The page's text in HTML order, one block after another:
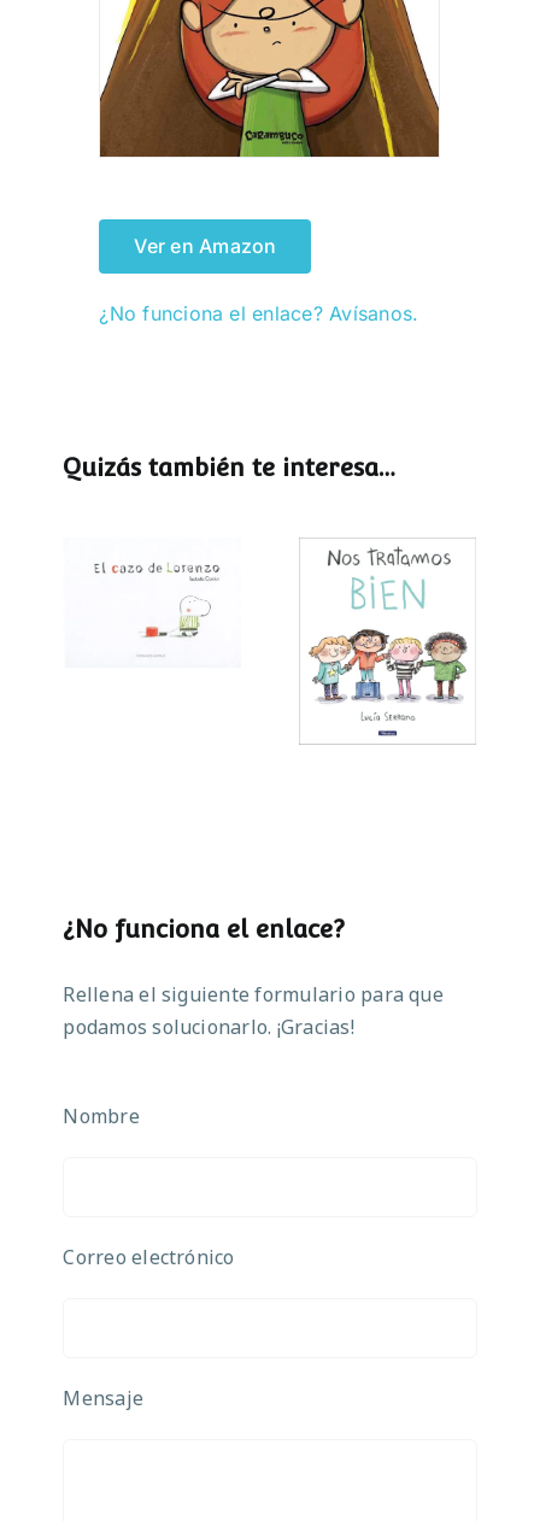
Ver en Amazon
¿No funciona el enlace? Avísanos.
Quizás también te interesa…
Lorenzo
Nos tratamos
bien
¿No funciona el enlace?
Rellena el siguiente formulario para que
podamos solucionarlo. ¡Gracias!
Nombre
Correo electrónico
Mensaje